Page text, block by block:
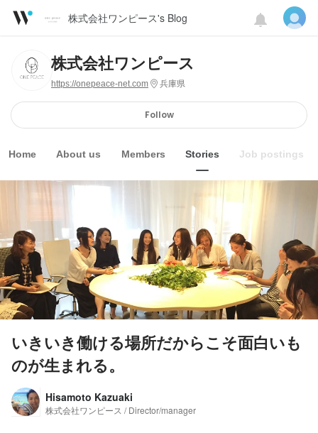
株式会社ワンピース's Blog
株式会社ワンピース
https://onepeace-net.com 兵庫県
Follow
Home About us Members Stories Job postings
いきいき働ける場所だからこそ面白いも
のが生まれる。
Hisamoto Kazuaki
株式会社ワンピース / Director/manager